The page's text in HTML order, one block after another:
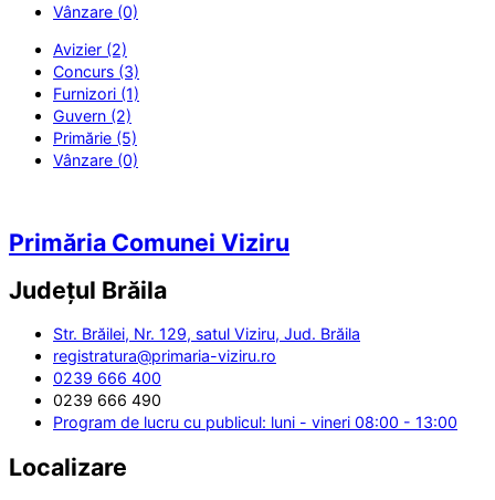
Vânzare (0)
Avizier (2)
Concurs (3)
Furnizori (1)
Guvern (2)
Primărie (5)
Vânzare (0)
Primăria Comunei Viziru
Județul Brăila
Str. Brăilei, Nr. 129, satul Viziru, Jud. Brăila
registratura@primaria-viziru.ro
0239 666 400
0239 666 490
Program de lucru cu publicul: luni - vineri 08:00 - 13:00
Localizare